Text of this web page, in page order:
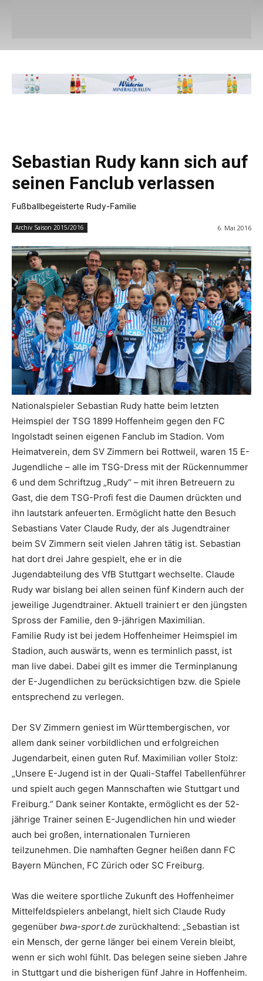
Sebastian Rudy kann sich auf
seinen Fanclub verlassen
Fußballbegeisterte Rudy-Familie
Archiv Saison 2015/2016 6. Mai 2016
Nationalspieler Sebastian Rudy hatte beim letzten
Heimspiel der TSG 1899 Hoffenheim gegen den FC
Ingolstadt seinen eigenen Fanclub im Stadion. Vom
Heimatverein, dem SV Zimmern bei Rottweil, waren 15 E-
Jugendliche – alle im TSG-Dress mit der Rückennummer
6 und dem Schriftzug „Rudy“ – mit ihren Betreuern zu
Gast, die dem TSG-Profi fest die Daumen drückten und
ihn lautstark anfeuerten. Ermöglicht hatte den Besuch
Sebastians Vater Claude Rudy, der als Jugendtrainer
beim SV Zimmern seit vielen Jahren tätig ist. Sebastian
hat dort drei Jahre gespielt, ehe er in die
Jugendabteilung des VfB Stuttgart wechselte. Claude
Rudy war bislang bei allen seinen fünf Kindern auch der
jeweilige Jugendtrainer. Aktuell trainiert er den jüngsten
Spross der Familie, den 9-jährigen Maximilian.
Familie Rudy ist bei jedem Hoffenheimer Heimspiel im
Stadion, auch auswärts, wenn es terminlich passt, ist
man live dabei. Dabei gilt es immer die Terminplanung
der E-Jugendlichen zu berücksichtigen bzw. die Spiele
entsprechend zu verlegen.
Der SV Zimmern geniest im Württembergischen, vor
allem dank seiner vorbildlichen und erfolgreichen
Jugendarbeit, einen guten Ruf. Maximilian voller Stolz:
„Unsere E-Jugend ist in der Quali-Staffel Tabellenführer
und spielt auch gegen Mannschaften wie Stuttgart und
Freiburg.“ Dank seiner Kontakte, ermöglicht es der 52-
jährige Trainer seinen E-Jugendlichen hin und wieder
auch bei großen, internationalen Turnieren
teilzunehmen. Die namhaften Gegner heißen dann FC
Bayern München, FC Zürich oder SC Freiburg.
Was die weitere sportliche Zukunft des Hoffenheimer
Mittelfeldspielers anbelangt, hielt sich Claude Rudy
gegenüber bwa-sport.de zurückhaltend: „Sebastian ist
ein Mensch, der gerne länger bei einem Verein bleibt,
wenn er sich wohl fühlt. Das belegen seine sieben Jahre
in Stuttgart und die bisherigen fünf Jahre in Hoffenheim.